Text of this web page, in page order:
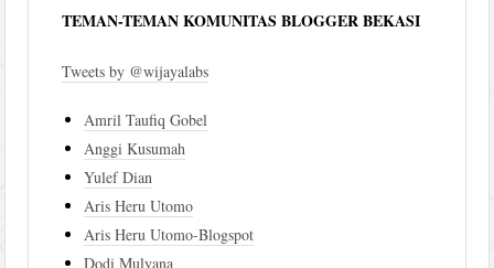
TEMAN-TEMAN KOMUNITAS BLOGGER BEKASI
Tweets by @wijayalabs
Amril Taufiq Gobel
Anggi Kusumah
Yulef Dian
Aris Heru Utomo
Aris Heru Utomo-Blogspot
Dodi Mulyana